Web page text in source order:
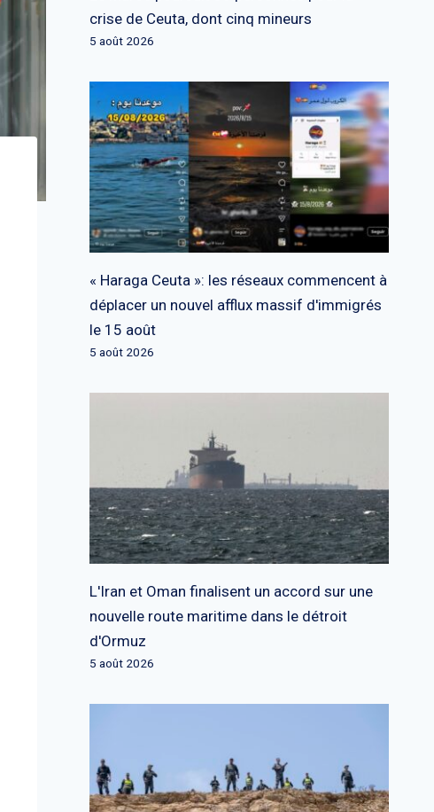
crise de Ceuta, dont cinq mineurs
5 août 2026
« Haraga Ceuta »: les réseaux commencent à
déplacer un nouvel afflux massif d'immigrés
le 15 août
5 août 2026
L'Iran et Oman finalisent un accord sur une
nouvelle route maritime dans le détroit
d'Ormuz
5 août 2026